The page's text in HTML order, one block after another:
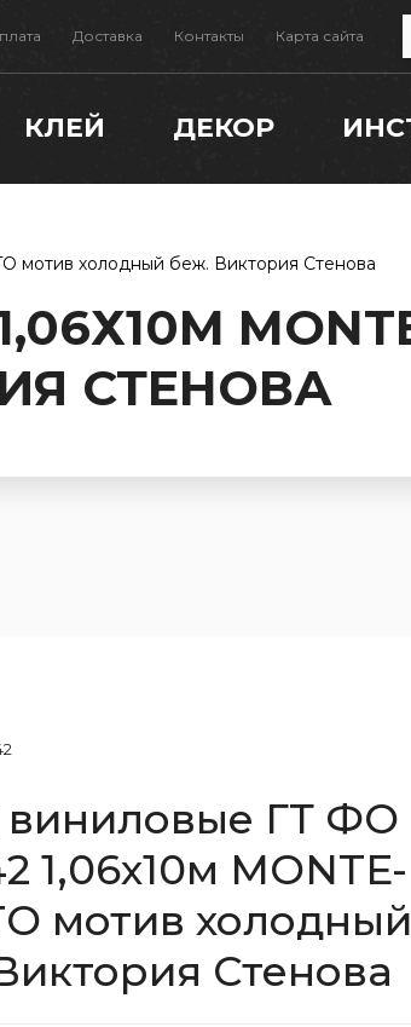
Доставка Контакты Карта сайта
КЛЕЙ ДЕКОР
мотив холодный беж. Виктория Стенова
СТЕНОВА
ГТ ФО
1,06х10м MONTE-
мотив холодный
Стенова